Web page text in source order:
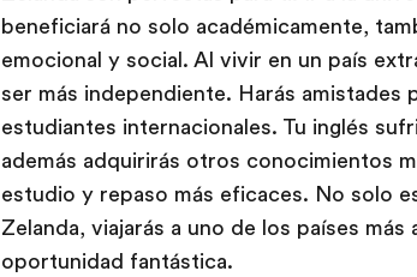
beneficiará no solo académicamente,
emocional y social. Al vivir en un país
ser más independiente. Harás
estudiantes internacionales. Tu inglés
además adquirirás otros conocimientos
estudio y repaso más eficaces. No solo
Zelanda, viajarás a uno de los países
oportunidad fantástica.